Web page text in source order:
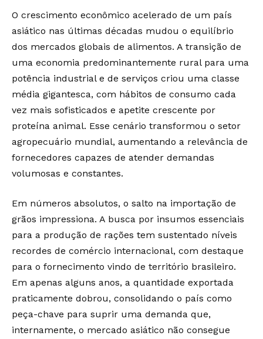
O crescimento econômico acelerado de um país
asiático nas últimas décadas mudou o equilíbrio
dos mercados globais de alimentos. A transição de
uma economia predominantemente rural para uma
potência industrial e de serviços criou uma classe
média gigantesca, com hábitos de consumo cada
vez mais sofisticados e apetite crescente por
proteína animal. Esse cenário transformou o setor
agropecuário mundial, aumentando a relevância de
fornecedores capazes de atender demandas
volumosas e constantes.
Em números absolutos, o salto na importação de
grãos impressiona. A busca por insumos essenciais
para a produção de rações tem sustentado níveis
recordes de comércio internacional, com destaque
para o fornecimento vindo de território brasileiro.
Em apenas alguns anos, a quantidade exportada
praticamente dobrou, consolidando o país como
peça-chave para suprir uma demanda que,
internamente, o mercado asiático não consegue